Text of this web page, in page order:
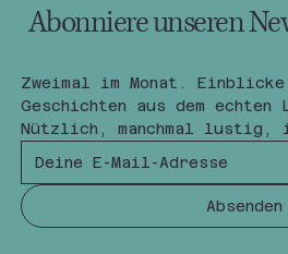
Abonniere unseren
Zweimal im Monat.
Geschichten aus dem
Nützlich, manchmal lustig,
Absenden